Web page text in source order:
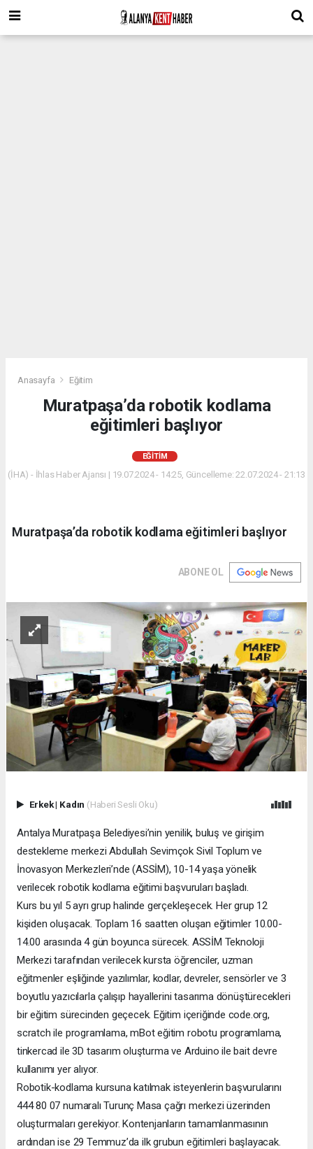
Anasayfa Eğitim
Muratpaşa’da robotik kodlama
eğitimleri başlıyor
EĞITIM
(İHA) - İhlas Haber Ajansı | 19.07.2024 - 14:25, Güncelleme: 22.07.2024 - 21:13
Muratpaşa’da robotik kodlama eğitimleri başlıyor
ABONE OL
Erkek| Kadın (Haberi Sesli Oku)
Antalya Muratpaşa Belediyesi’nin yenilik, buluş ve girişim
destekleme merkezi Abdullah Sevimçok Sivil Toplum ve
İnovasyon Merkezleri’nde (ASSİM), 10-14 yaşa yönelik
verilecek robotik kodlama eğitimi başvuruları başladı.
Kurs bu yıl 5 ayrı grup halinde gerçekleşecek. Her grup 12
kişiden oluşacak. Toplam 16 saatten oluşan eğitimler 10.00-
14.00 arasında 4 gün boyunca sürecek. ASSİM Teknoloji
Merkezi tarafından verilecek kursta öğrenciler, uzman
eğitmenler eşliğinde yazılımlar, kodlar, devreler, sensörler ve 3
boyutlu yazıcılarla çalışıp hayallerini tasarıma dönüştürecekleri
bir eğitim sürecinden geçecek. Eğitim içeriğinde code.org,
scratch ile programlama, mBot eğitim robotu programlama,
tinkercad ile 3D tasarım oluşturma ve Arduino ile bait devre
kullanımı yer alıyor.
Robotik-kodlama kursuna katılmak isteyenlerin başvurularını
444 80 07 numaralı Turunç Masa çağrı merkezi üzerinden
oluşturmaları gerekiyor. Kontenjanların tamamlanmasının
ardından ise 29 Temmuz’da ilk grubun eğitimleri başlayacak.